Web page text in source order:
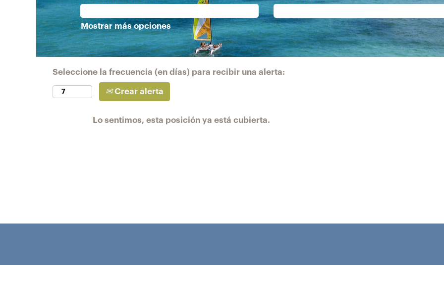
Mostrar más opciones
Seleccione la frecuencia (en días) para recibir una alerta:
Crear alerta
Lo sentimos, esta posición ya está cubierta.